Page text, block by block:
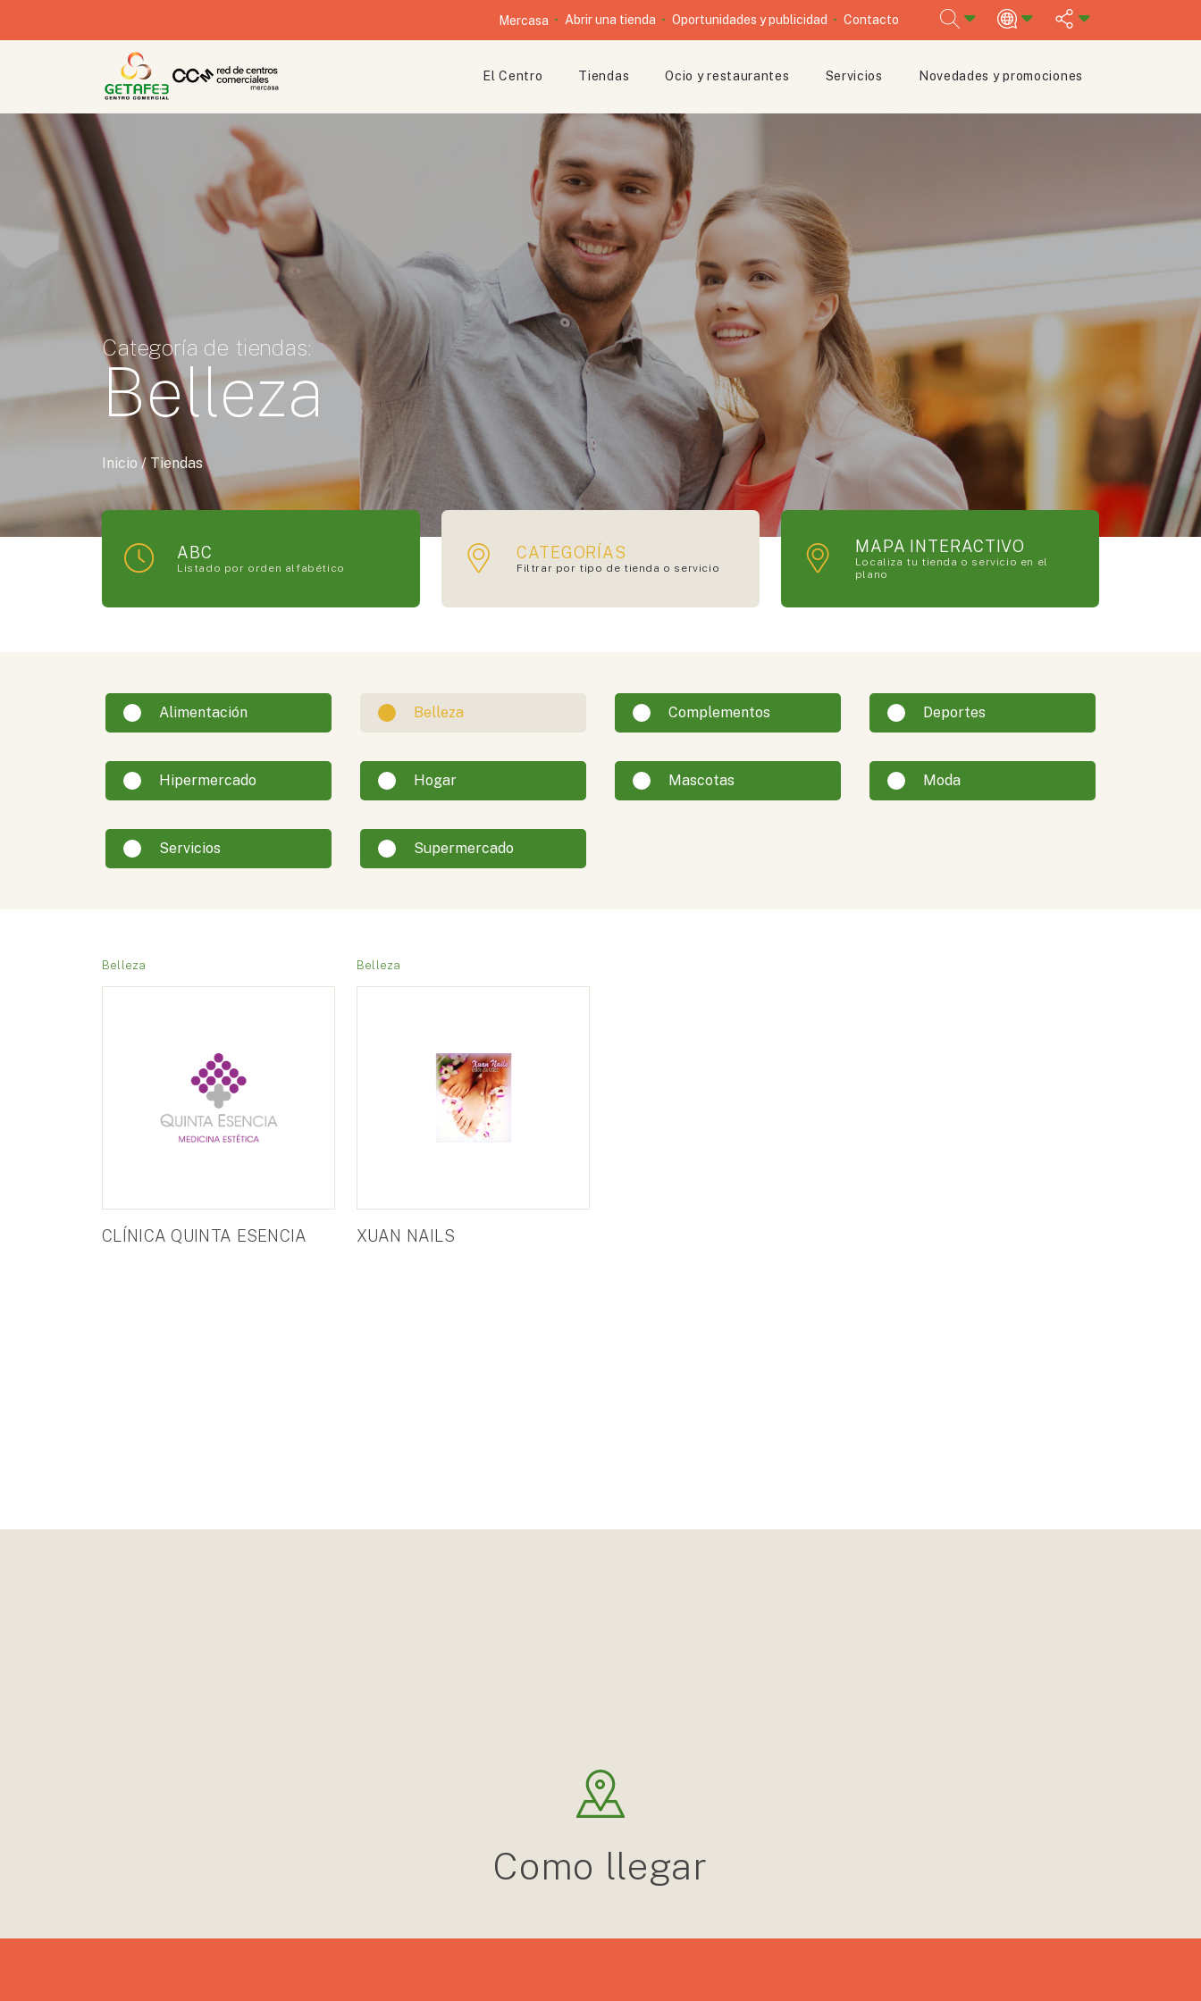
Mercasa Abrir una tienda Oportunidades y publicidad Contacto
ESPAÑOL ENGLISH
El Centro Tiendas Ocio y restaurantes Servicios Novedades y promociones
Categoría de tiendas:
Belleza
Inicio/ Tiendas
ABC
Listado por orden alfabético
CATEGORÍAS
Filtrar por tipo de tienda o servicio
MAPA INTERACTIVO
Localiza tu tienda o servicio en el
plano
Alimentación Belleza Complementos Deportes
Hipermercado Hogar Mascotas Moda
Servicios Supermercado
Belleza
CLÍNICA QUINTA ESENCIA
Belleza
XUAN NAILS
Como llegar